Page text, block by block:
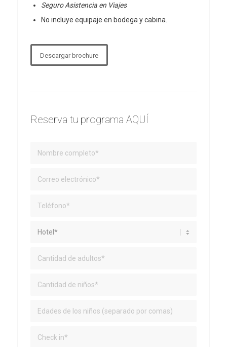
Seguro Asistencia en Viajes
No incluye equipaje en bodega y cabina.
Descargar brochure
Reserva tu programa AQUÍ